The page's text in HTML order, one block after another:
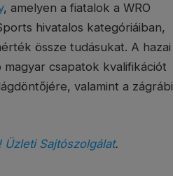
, amelyen a fiatalok a WRO
hivatalos kategóriáiban,
össze tudásukat. A hazai
csapatok kvalifikációt
valamint a zágrábi
Üzleti Sajtószolgálat.